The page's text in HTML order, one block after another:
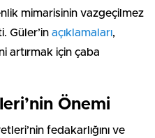
mimarisinin vazgeçilmez
Güler’in açıklamaları,
artırmak için çaba
Önemi
fedakarlığını ve